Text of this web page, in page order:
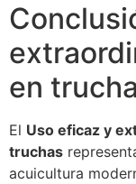
en
El Uso eficaz y
truchas
acuicultura